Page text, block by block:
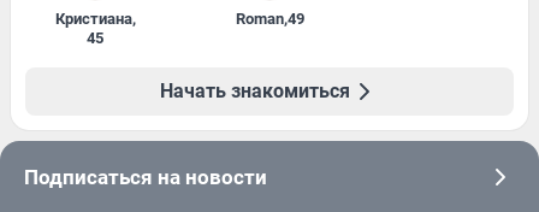
Кристиана,
45
Roman,49
Начать знакомиться
Подписаться на новости